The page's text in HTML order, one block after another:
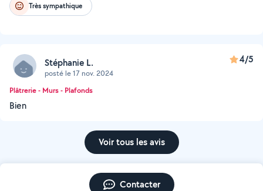
Très sympathique
Stéphanie L.
posté le 17 nov. 2024
4/5
Plâtrerie - Murs - Plafonds
Bien
Voir tous les avis
Contacter